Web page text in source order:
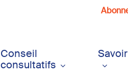
Conseil
consultatifs
Savoir